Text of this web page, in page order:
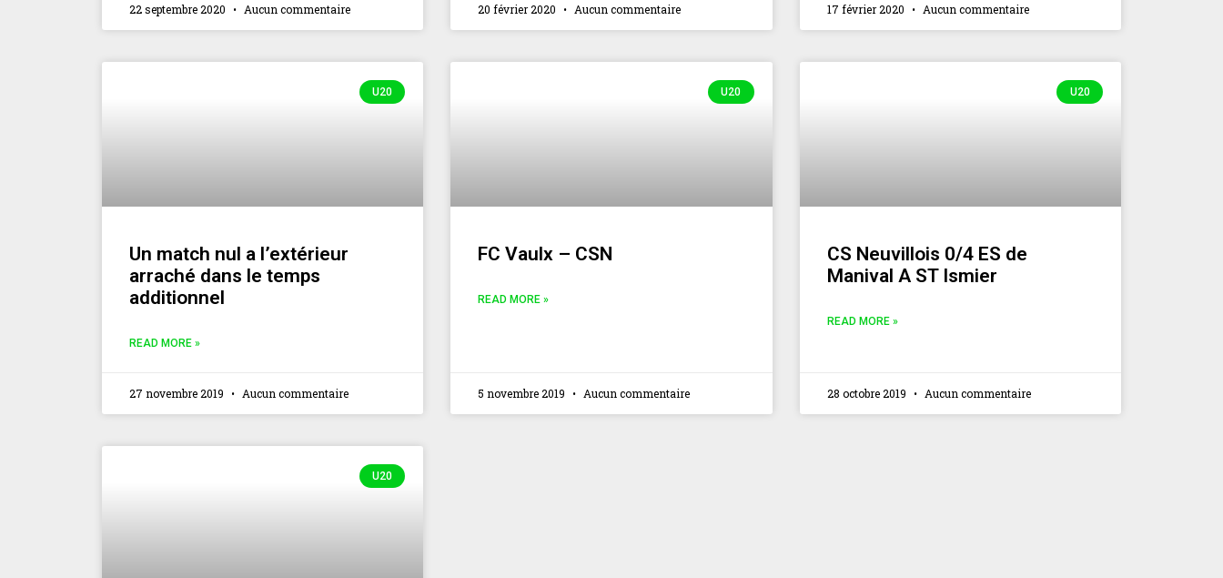
22 septembre 2020 Aucun commentaire 20 février 2020 Aucun commentaire 17 février 2020 Aucun commentaire
U20
Un match nul a l’extérieur
arraché dans le temps
additionnel
READ MORE »
27 novembre 2019 Aucun commentaire
U20
FC Vaulx – CSN
READ MORE »
5 novembre 2019 Aucun commentaire
U20
CS Neuvillois 0/4 ES de
Manival A ST Ismier
READ MORE »
28 octobre 2019 Aucun commentaire
U20